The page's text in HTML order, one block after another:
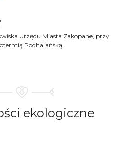
Urzędu Miasta Zakopane, przy
Podhalańską..
ekologiczne